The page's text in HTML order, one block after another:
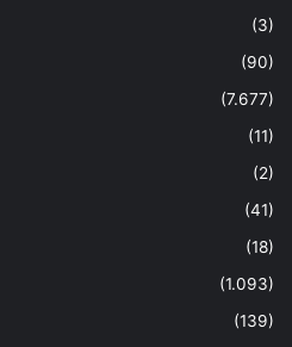
(3)
(90)
(7.677)
(11)
(2)
(41)
(18)
(1.093)
(139)